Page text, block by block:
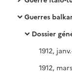
Guerres
Dossier
1912,
1912,